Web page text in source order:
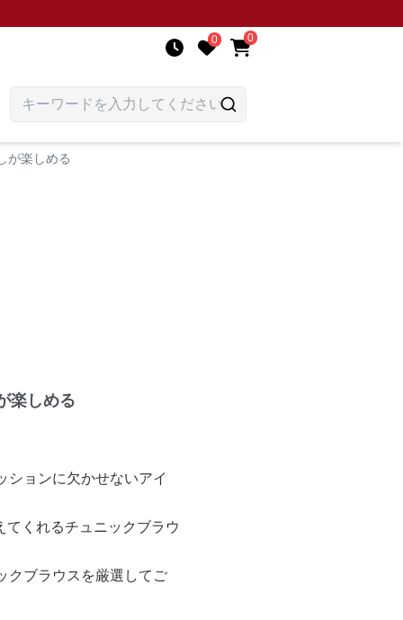
0 0
が楽しめる
楽しめる
ョンに欠かせないアイ
くれるチュニックブラウ
クブラウスを厳選してご